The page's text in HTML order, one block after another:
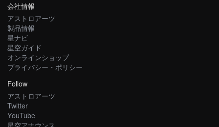
会社情報
アストロアーツ
製品情報
星ナビ
星空ガイド
オンラインショップ
プライバシー・ポリシー
Follow
アストロアーツ
Twitter
YouTube
星空アナウンス